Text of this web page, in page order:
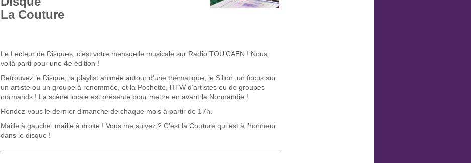
La Couture
Le Lecteur de Disques, c’est votre mensuelle musicale sur Radio TOU’CAEN ! Nous
voilà parti pour une 4e édition !
Retrouvez le Disque, la playlist animée autour d’une thématique, le Sillon, un focus sur
un artiste ou un groupe à renommée, et la Pochette, l’ITW d’artistes ou de groupes
normands ! La scène locale est présente pour mettre en avant la Normandie !
Rendez-vous le dernier dimanche de chaque mois à partir de 17h.
Maille à gauche, maille à droite ! Vous me suivez ? C’est la Couture qui est à l’honneur
dans le disque !